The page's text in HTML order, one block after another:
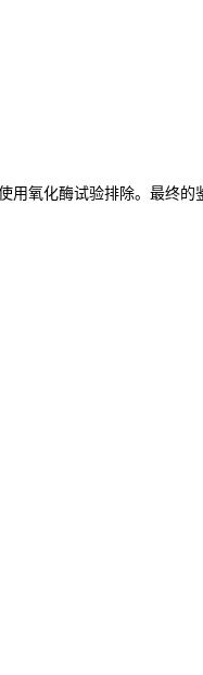
用氧化酶试验排除。最终的